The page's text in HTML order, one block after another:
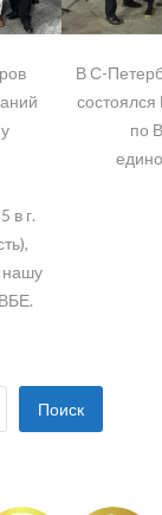
в г.
нашу
В С-
состоялся
по
Поиск